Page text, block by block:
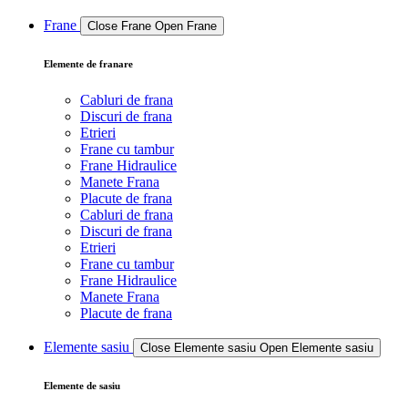
Frane Close Frane Open Frane
Elemente de franare
Cabluri de frana
Discuri de frana
Etrieri
Frane cu tambur
Frane Hidraulice
Manete Frana
Placute de frana
Cabluri de frana
Discuri de frana
Etrieri
Frane cu tambur
Frane Hidraulice
Manete Frana
Placute de frana
Elemente sasiu Close Elemente sasiu Open Elemente sasiu
Elemente de sasiu